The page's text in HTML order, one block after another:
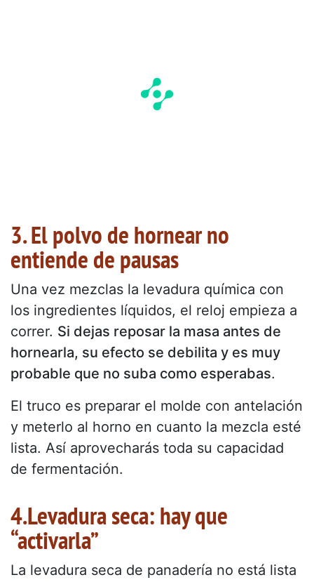
3. El polvo de hornear no
entiende de pausas
Una vez mezclas la levadura química con
los ingredientes líquidos, el reloj empieza a
correr. Si dejas reposar la masa antes de
hornearla, su efecto se debilita y es muy
probable que no suba como esperabas.
El truco es preparar el molde con antelación
y meterlo al horno en cuanto la mezcla esté
lista. Así aprovecharás toda su capacidad
de fermentación.
4.Levadura seca: hay que
“activarla”
La levadura seca de panadería no está lista